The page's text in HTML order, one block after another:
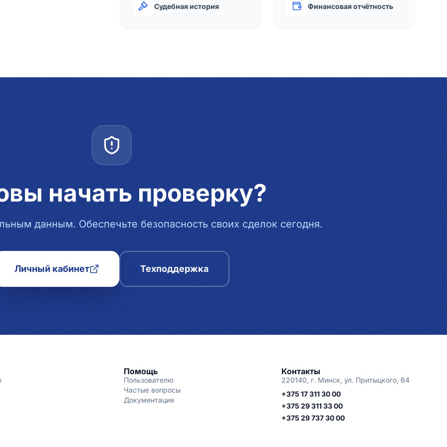
Судебная история Финансовая отчётность
начать проверку?
данным. Обеспечьте безопасность своих сделок сегодня.
Личный кабинет Техподдержка
Помощь
Пользователю
Частые вопросы
Документация
Контакты
220140, г. Минск, ул. Притыцкого, 64
+375 17 311 30 00
+375 29 311 33 00
+375 29 737 30 00